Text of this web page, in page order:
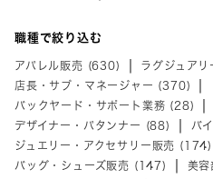
職種で絞り込む
アパレル販売 (630)
ラグジュア
店長・サブ・マネージャー (370)
バックヤード・サポート業務 (28)
デザイナー・パタンナー (88)
バ
ジュエリー・アクセサリー販売 (174)
バッグ・シューズ販売 (147)
美